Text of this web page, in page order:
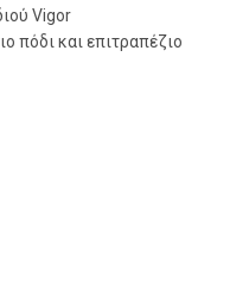
Vigor
πόδι και επιτραπέζιο